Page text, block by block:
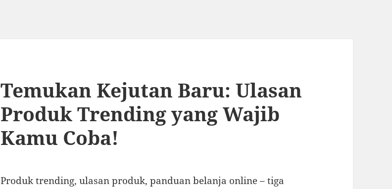
Temukan Kejutan Baru: Ulasan
Produk Trending yang Wajib
Kamu Coba!
Produk trending, ulasan produk, panduan belanja online – tiga